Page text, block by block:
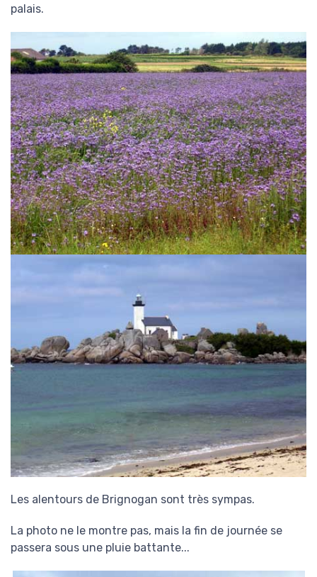
palais.
Les alentours de Brignogan sont très sympas.
La photo ne le montre pas, mais la fin de journée se
passera sous une pluie battante...